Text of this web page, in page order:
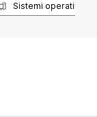
Sistemi operativi